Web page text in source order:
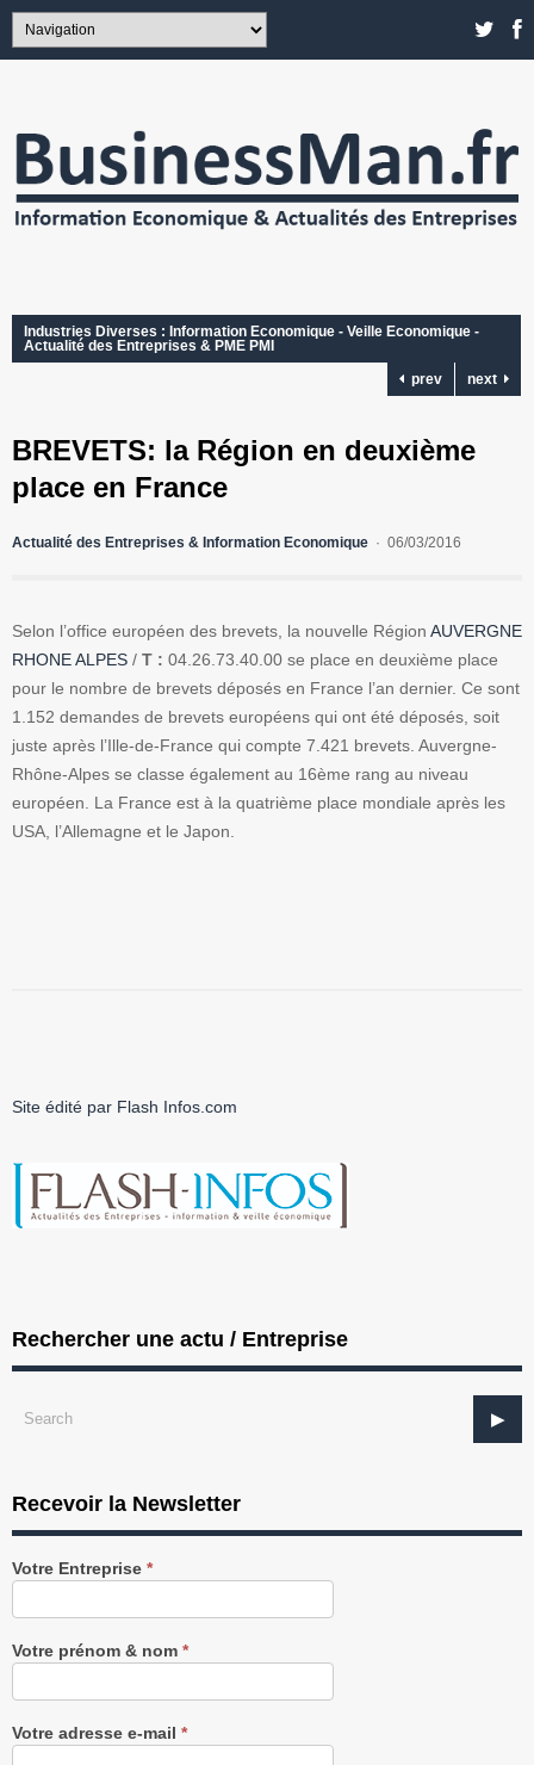
Industries Diverses : Information Economique - Veille Economique -
Actualité des Entreprises & PME PMI
prev
next
BREVETS: la Région en deuxième
place en France
Actualité des Entreprises & Information Economique 06/03/2016
Selon l’office européen des brevets, la nouvelle Région AUVERGNE
RHONE ALPES / T : 04.26.73.40.00 se place en deuxième place
pour le nombre de brevets déposés en France l’an dernier. Ce sont
1.152 demandes de brevets européens qui ont été déposés, soit
juste après l’Ille-de-France qui compte 7.421 brevets. Auvergne-
Rhône-Alpes se classe également au 16ème rang au niveau
européen. La France est à la quatrième place mondiale après les
USA, l’Allemagne et le Japon.
Site édité par Flash Infos.com
Rechercher une actu / Entreprise
Recevoir la Newsletter
Recevez
notre
gratuitement
Votre Entreprise *
Votre prénom & nom *
Votre adresse e-mail *